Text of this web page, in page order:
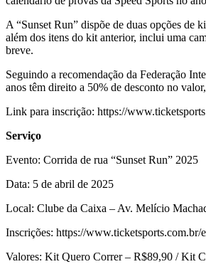
A “Sunset Run” dispõe de duas opções de
além dos itens do kit anterior, inclui uma
breve.
Seguindo a recomendação da Federação
anos têm direito a 50% de desconto no
Link para inscrição: https://
Serviço
Evento: Corrida de rua “Sunset Run” 2025
Data: 5 de abril de 2025
Local: Clube da Caixa – Av. Melício
Inscrições: https://www.ticketsports.com.br/
Valores: Kit Quero Correr – R$89,90 / Kit